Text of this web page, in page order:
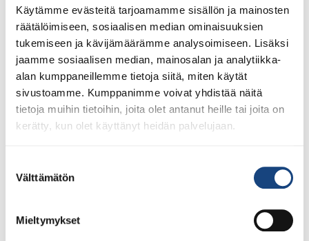
Käytämme evästeitä tarjoamamme sisällön ja mainosten
räätälöimiseen, sosiaalisen median ominaisuuksien
tukemiseen ja kävijämäärämme analysoimiseen. Lisäksi
jaamme sosiaalisen median, mainosalan ja analytiikka-
alan kumppaneillemme tietoja siitä, miten käytät
sivustoamme. Kumppanimme voivat yhdistää näitä
tietoja muihin tietoihin, joita olet antanut heille tai joita on
kerätty, kun olet käyttänyt heidän palvelujaan.
valinta
Välttämätön
Mieltymykset
LUE LISÄÄ